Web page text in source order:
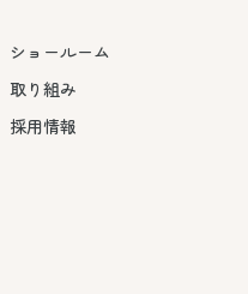
ショールーム
取り組み
採用情報